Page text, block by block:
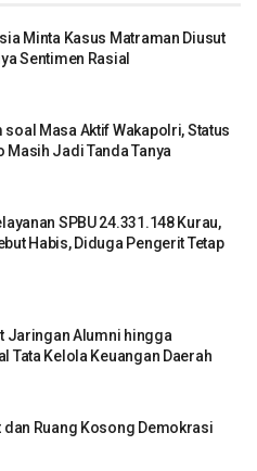
Minta Kasus Matraman Diusut
Sentimen Rasial
Masa Aktif Wakapolri, Status
Masih Jadi Tanda Tanya
SPBU 24.331.148 Kurau,
Habis, Diduga Pengerit Tetap
Jaringan Alumni hingga
Tata Kelola Keuangan Daerah
dan Ruang Kosong Demokrasi